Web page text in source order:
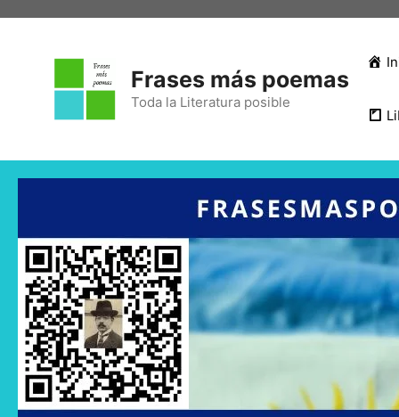
Frases más poemas
Toda la Literatura posible